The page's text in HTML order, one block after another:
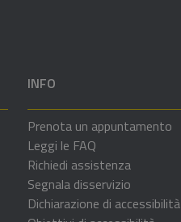
INFO
Prenota un appuntamento
Leggi le FAQ
Richiedi assistenza
Segnala disservizio
Dichiarazione di accessibilità